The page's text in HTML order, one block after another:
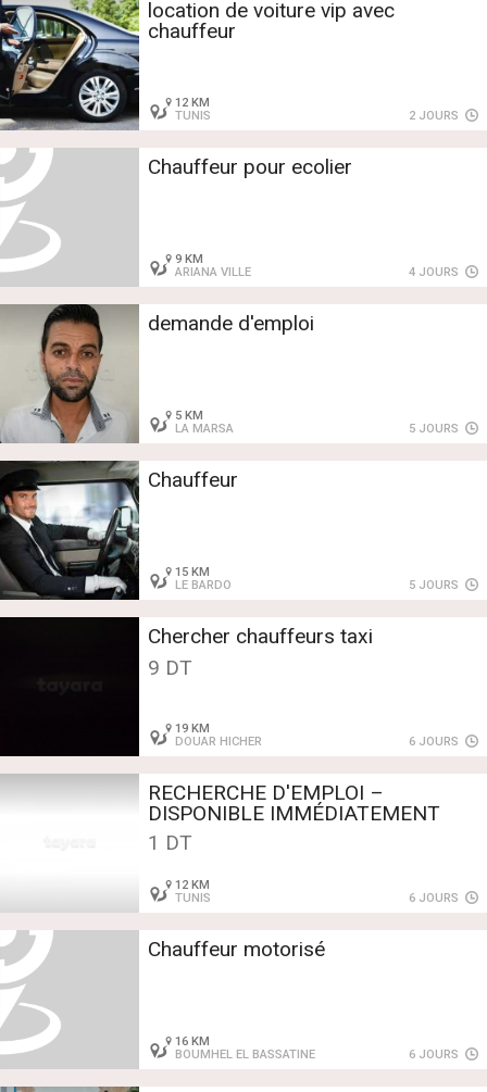
location de voiture vip avec
chauffeur
12 KM
TUNIS
2 JOURS
Chauffeur pour ecolier
9 KM
ARIANA VILLE
4 JOURS
demande d'emploi
5 KM
LA MARSA
5 JOURS
Chauffeur
15 KM
LE BARDO
5 JOURS
Chercher chauffeurs taxi
9 DT
19 KM
DOUAR HICHER
6 JOURS
RECHERCHE D'EMPLOI –
DISPONIBLE IMMÉDIATEMENT
1 DT
12 KM
TUNIS
6 JOURS
Chauffeur motorisé
16 KM
BOUMHEL EL BASSATINE
6 JOURS